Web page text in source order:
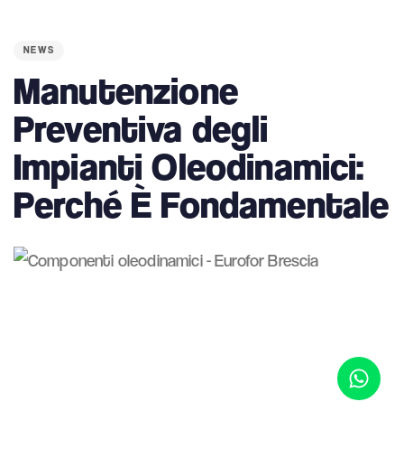
IN:
NEWS
Manutenzione
Preventiva degli
Impianti Oleodinamici:
Perché È Fondamentale